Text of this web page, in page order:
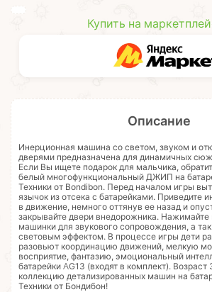
Купить на
Описание
Инерционная машина со светом, звуком и
дверями предназначена для динамичных
Если Вы ищете подарок для мальчика,
белый многофункциональный ДЖИП на
Техники от Bondibon. Перед началом игры
язычок из отсека с батарейками. Приведите
в движение, немного оттянув ее назад и
закрывайте двери внедорожника. Нажимайте
машинки для звукового сопровождения, а
световым эффектом. В процессе игры дети
разовьют координацию движений, мелкую
восприятие, фантазию, эмоциональный
батарейки AG13 (входят в комплект). Возраст
коллекцию детализированных машин на
Техники от Бондибон!